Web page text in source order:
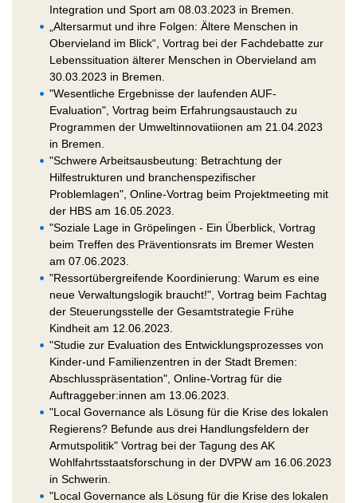
Integration und Sport am 08.03.2023 in Bremen.
„Altersarmut und ihre Folgen: Ältere Menschen in
Obervieland im Blick“, Vortrag bei der Fachdebatte zur
Lebenssituation älterer Menschen in Obervieland am
30.03.2023 in Bremen.
"Wesentliche Ergebnisse der laufenden AUF-
Evaluation", Vortrag beim Erfahrungsaustauch zu
Programmen der Umweltinnovatiionen am 21.04.2023
in Bremen.
"Schwere Arbeitsausbeutung: Betrachtung der
Hilfestrukturen und branchenspezifischer
Problemlagen", Online-Vortrag beim Projektmeeting mit
der HBS am 16.05.2023.
"Soziale Lage in Gröpelingen - Ein Überblick, Vortrag
beim Treffen des Präventionsrats im Bremer Westen
am 07.06.2023.
"Ressortübergreifende Koordinierung: Warum es eine
neue Verwaltungslogik braucht!", Vortrag beim Fachtag
der Steuerungsstelle der Gesamtstrategie Frühe
Kindheit am 12.06.2023.
"Studie zur Evaluation des Entwicklungsprozesses von
Kinder-und Familienzentren in der Stadt Bremen:
Abschlusspräsentation", Online-Vortrag für die
Auftraggeber:innen am 13.06.2023.
"Local Governance als Lösung für die Krise des lokalen
Regierens? Befunde aus drei Handlungsfeldern der
Armutspolitik" Vortrag bei der Tagung des AK
Wohlfahrtsstaatsforschung in der DVPW am 16.06.2023
in Schwerin.
"Local Governance als Lösung für die Krise des lokalen